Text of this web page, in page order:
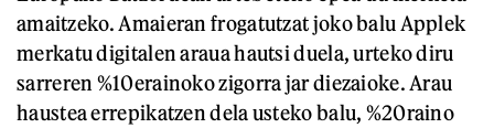
amaitzeko. Amaieran frogatutzat joko balu Applek
merkatu digitalen araua hautsi duela, urteko diru
sarreren %10erainoko zigorra jar diezaioke. Arau
haustea errepikatzen dela usteko balu, %20raino